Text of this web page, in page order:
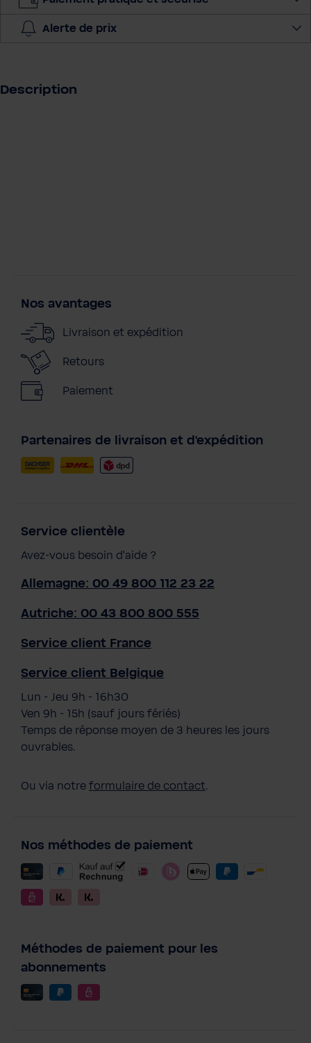
l
Alerte de prix
Description
Nos avantages
Livraison et expédition
Retours
Paiement
Partenaires de livraison et d'expédition
Service clientèle
Avez-vous besoin d'aide ?
Allemagne: 00 49 800 112 23 22
Autriche: 00 43 800 800 555
Service client France
Service client Belgique
Lun - Jeu 9h - 16h30
Ven 9h - 15h (sauf jours fériés)
Temps de réponse moyen de 3 heures les jours
ouvrables.
Ou via notre formulaire de contact.
Nos méthodes de paiement
Méthodes de paiement pour les
abonnements